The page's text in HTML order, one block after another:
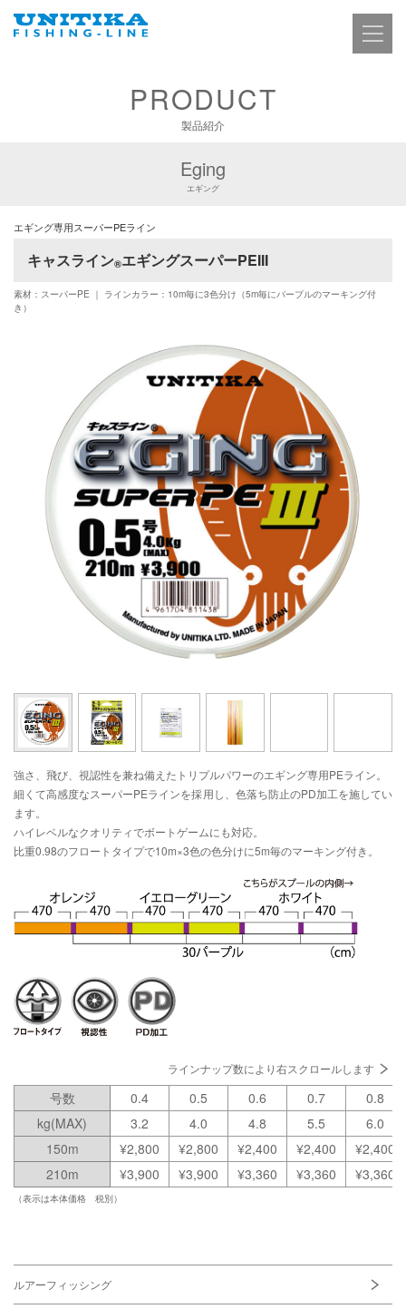
PRODUCT
製品紹介
Eging
エギング
エギング専用スーパーPEライン
キャスライン®エギングスーパーPEIII
素材：スーパーPE ｜ ラインカラー：10m毎に3色分け（5m毎にパープルのマーキング付
き）
強さ、飛び、視認性を兼ね備えたトリプルパワーのエギング専用PEライン。
細くて高感度なスーパーPEラインを採用し、色落ち防止のPD加工を施してい
ます。
ハイレベルなクオリティでボートゲームにも対応。
比重0.98のフロートタイプで10m×3色の色分けに5m毎のマーキング付き。
ラインナップ数により右スクロールします
号数 0.4 0.5 0.6 0.7
0.8
kg(MAX)
3.2 4.0 4.8 5.5
6.0
150m
¥2,800 ¥2,800 ¥2,400 ¥2,400
¥2,400
210m
¥3,900 ¥3,900 ¥3,360 ¥3,360 ¥3,360
（表示は本体価格 税別）
ルアーフィッシング